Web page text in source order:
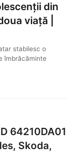
din
viață |
stabilesc o
îmbrăcăminte
64210DA01
Skoda,